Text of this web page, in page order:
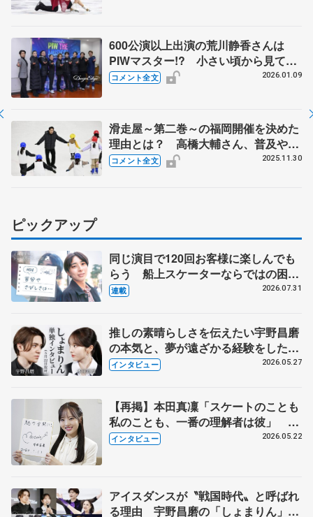
600公演以上出演の荒川静香さんは
PIWマスター!? 小さい頃から見てき
た渡辺倫果「感慨深い」【PIW東京公
コメント全文 2026.01.09
滑走屋～第二巻～の福岡開催を決めた
理由とは？ 高橋大輔さん、普及やシ
ョー演出、箱推し促進への思い語る
コメント全文 2025.11.30
ピックアップ
同じ演目で120回お客様に楽しんでも
らう 船上スケーターならではの困難
とは 影響あったPIW前キャプテン松
連載 2026.07.31
推しの素晴らしさを伝えたい宇野昌磨
の本気と、夢が遠ざかる経験をした本
田真凜の覚悟
インタビュー 2026.05.27
【再掲】本田真凜「スケートのことも
私のことも、一番の理解者は彼」 引
退時の単独インタビューで語った競技
インタビュー 2026.05.22
アイスダンスが〝戦国時代〟と呼ばれ
る理由 宇野昌磨の「しょまりん」ら